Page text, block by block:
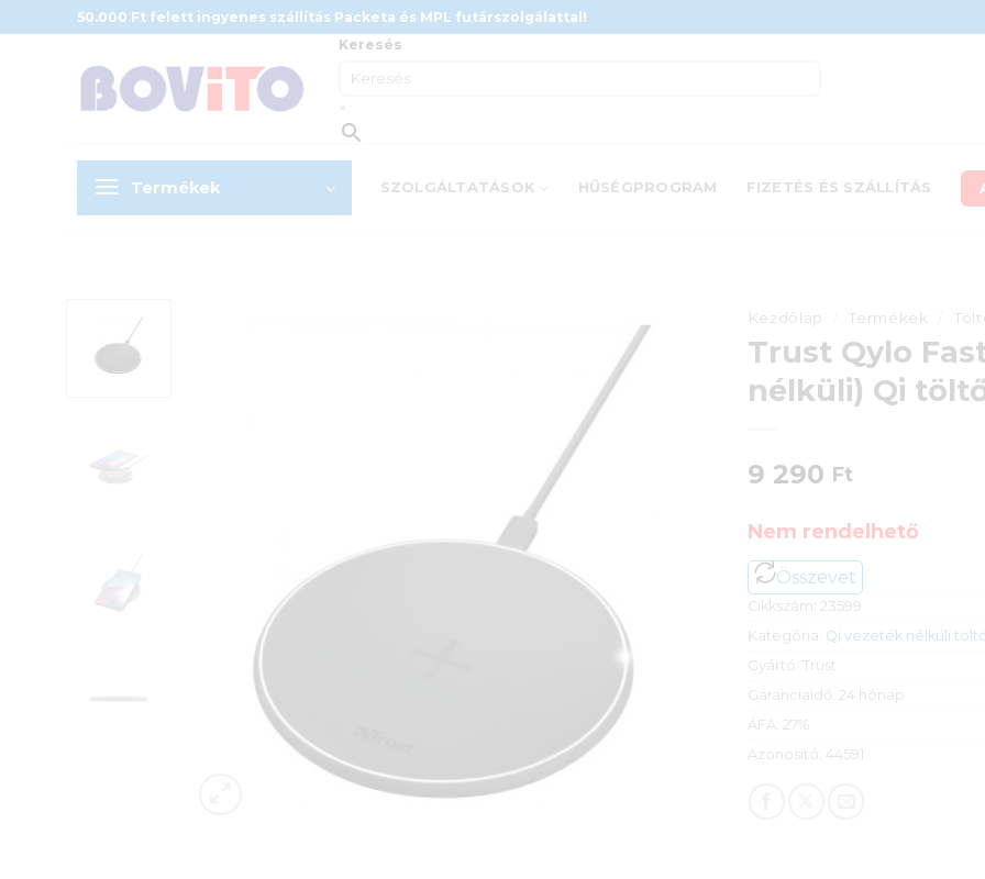
to
50.000 Ft felett ingyenes szállítás Packeta és MPL futárszolgálattal!
Keresés
×
Termékek SZOLGÁLTATÁSOK HŰSÉGPROGRAM FIZETÉS ÉS SZÁLLÍTÁS
Kezdőlap Termékek
Trust Qylo
nélküli) Qi
9 290 Ft
Nem rendelhető
Összevet
Cikkszám: 23599
Kategória: Qi vezeték nélküli
Gyártó: Trust
Garanciaidő: 24 hónap
ÁFA: 27%
Azonosító: 44591